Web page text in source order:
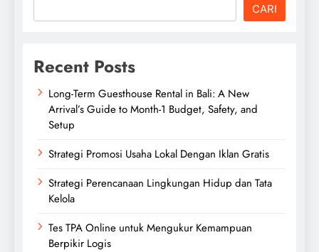
CARI
Recent Posts
Long-Term Guesthouse Rental in Bali: A New
Arrival’s Guide to Month-1 Budget, Safety, and
Setup
Strategi Promosi Usaha Lokal Dengan Iklan Gratis
Strategi Perencanaan Lingkungan Hidup dan Tata
Kelola
Tes TPA Online untuk Mengukur Kemampuan
Berpikir Logis